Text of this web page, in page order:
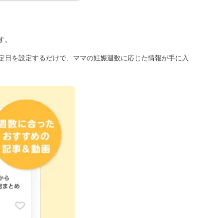
を設定するだけで、ママの妊娠週数に応じた情報が手に入